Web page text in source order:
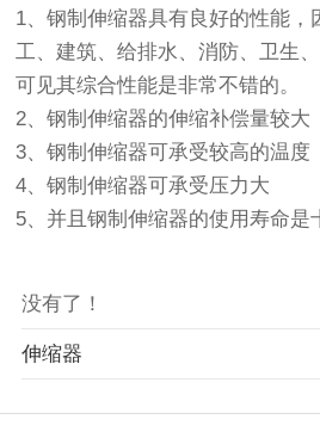
1、钢制伸缩器具有良好的性能，
工、建筑、给排水、消防、卫生
可见其综合性能是非常不错的。
2、钢制伸缩器的伸缩补偿量较大
3、钢制伸缩器可承受较高的温度
4、钢制伸缩器可承受压力大
5、并且钢制伸缩器的使用寿命是
没有了！
伸缩器